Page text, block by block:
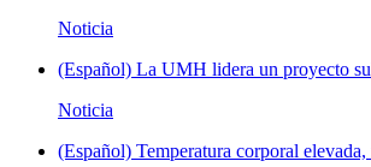
Noticia
(Español) La UMH lidera un proyecto
Noticia
(Español) Temperatura corporal